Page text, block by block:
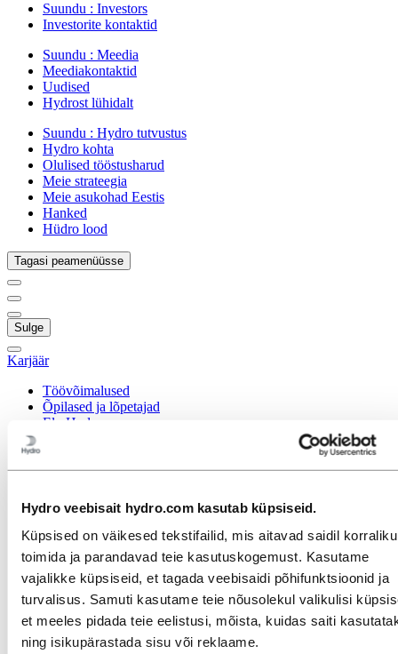
Hydro veebisait hydro.com kasutab küpsiseid.
Küpsised on väikesed tekstifailid, mis aitavad saidil
toimida ja parandavad teie kasutuskogemust. Kasutame
vajalikke küpsiseid, et tagada veebisaidi põhifunktsioonid ja
turvalisus. Samuti kasutame teie nõusolekul valikulisi
et meeles pidada teie eelistusi, mõista, kuidas saiti
ning isikupärastada sisu või reklaame.
Suundu : Investors
Investorite kontaktid
Suundu : Meedia
Meediakontaktid
Uudised
Hydrost lühidalt
Suundu : Hydro tutvustus
Hydro kohta
Olulised tööstusharud
Meie strateegia
Meie asukohad Eestis
Hanked
Hüdro lood
Tagasi peamenüüsse
Sulge
Karjäär
Töövõimalused
Õpilased ja lõpetajad
Elu Hydros
Hooldus
Inimressursid
Inseneriteadus
Jätkusuutlikkus
Müük ja turundus
Operatiivne tipptasemel tegutsemine
Portfellihaldus
Projektijuhtimine
Rahandus ja raamatupidamine
Strateegia ja äriarendus
Suhtlus